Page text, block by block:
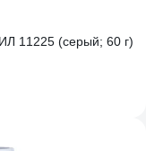
11225 (серый; 60 г)